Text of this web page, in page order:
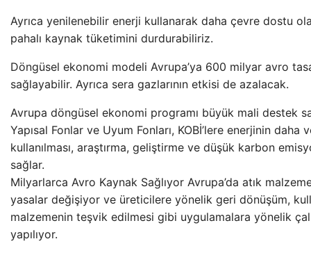
Ayrıca yenilenebilir enerji kullanarak daha çevre dostu
pahalı kaynak tüketimini durdurabiliriz.
Döngüsel ekonomi modeli Avrupa’ya 600 milyar avro
sağlayabilir. Ayrıca sera gazlarının etkisi de azalacak.
Avrupa döngüsel ekonomi programı büyük mali destek
Yapısal Fonlar ve Uyum Fonları, KOBİ’lere enerjinin daha
kullanılması, araştırma, geliştirme ve düşük karbon
sağlar.
Milyarlarca Avro Kaynak Sağlıyor Avrupa’da atık
yasalar değişiyor ve üreticilere yönelik geri dönüşüm,
malzemenin teşvik edilmesi gibi uygulamalara yönelik
yapılıyor.